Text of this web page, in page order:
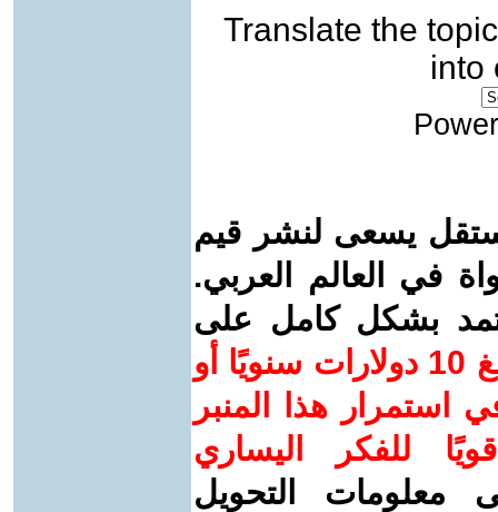
Translate the topic
into
يسعى لنشر قيم
في العالم العربي.
بشكل كامل على
ساهم/ي معنا! بدعمكم بمبلغ 10 دولارات سنويًا أو
استمرار هذا المنبر
للفكر اليساري
معلومات التحويل